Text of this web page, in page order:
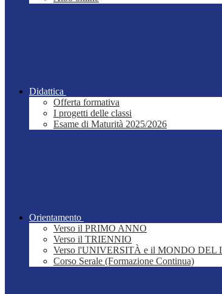
Didattica
Offerta formativa
I progetti delle classi
Esame di Maturità 2025/2026
Orientamento
Verso il PRIMO ANNO
Verso il TRIENNIO
Verso l'UNIVERSITÀ e il MONDO DEL
Corso Serale (Formazione Continua)